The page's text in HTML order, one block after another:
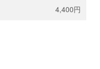
の衝撃から守り、装着期間が
約1-2週間延長されます。日本
4,400円